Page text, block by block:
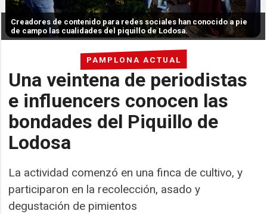
PAMPLONA ACTUAL
Una veintena de periodistas
e influencers conocen las
bondades del Piquillo de
Lodosa
La actividad comenzó en una finca de cultivo, y
participaron en la recolección, asado y
degustación de pimientos
Creadores de contenido para redes sociales han conocido a pie
de campo las cualidades del piquillo de Lodosa.